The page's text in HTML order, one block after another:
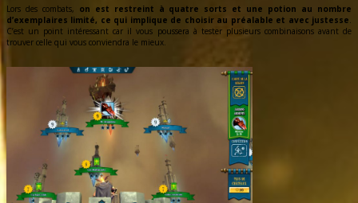
Lors des combats, on est restreint à quatre sorts et une potion au nombre
d’exemplaires limité, ce qui implique de choisir au préalable et avec justesse.
C’est un point intéressant car il vous poussera à tester plusieurs combinaisons avant de
trouver celle qui vous conviendra le mieux.